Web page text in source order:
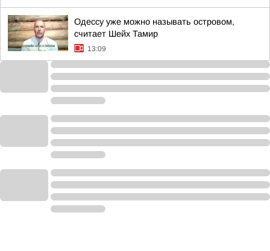
Одессу уже можно называть островом,
считает Шейх Тамир
13:09